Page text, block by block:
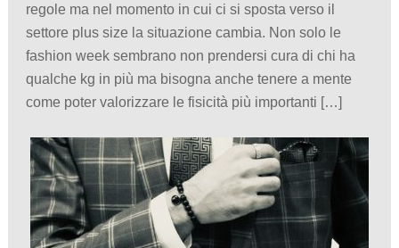
regole ma nel momento in cui ci si sposta verso il
settore plus size la situazione cambia. Non solo le
fashion week sembrano non prendersi cura di chi ha
qualche kg in più ma bisogna anche tenere a mente
come poter valorizzare le fisicità più importanti […]